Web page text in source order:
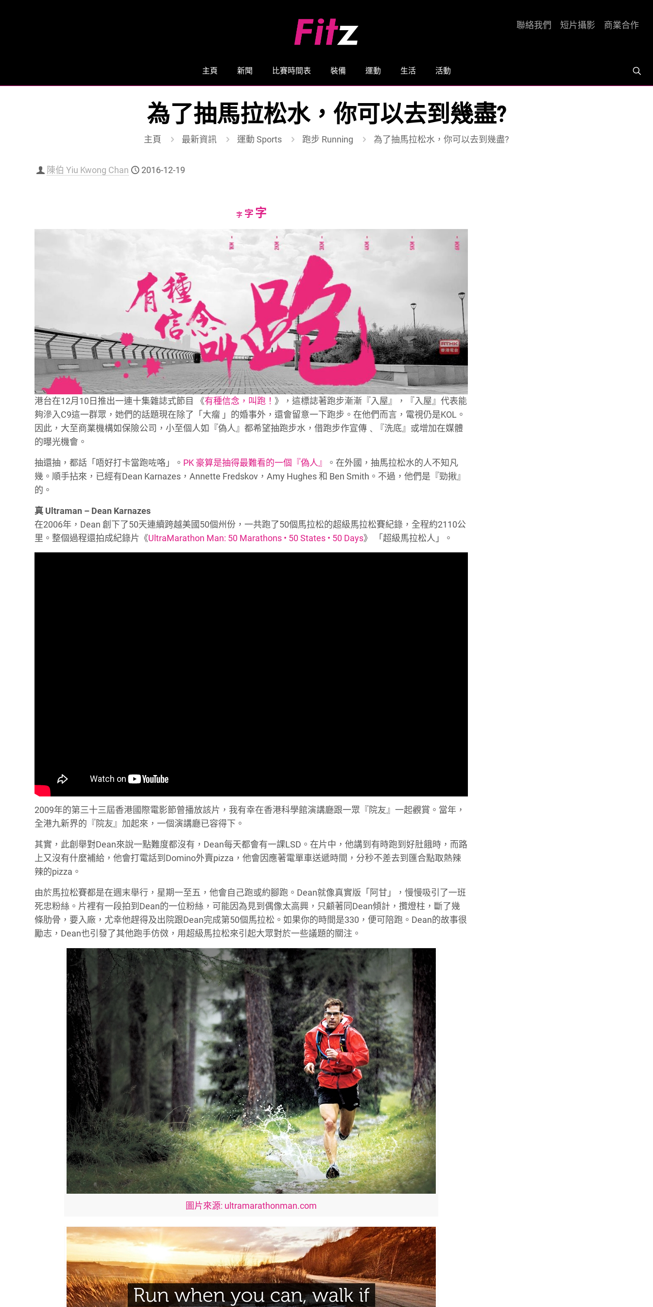
主頁 新聞 比賽時間表 裝備 運動 生活 活動
聯絡我們 短片攝影 商業合作
為了抽馬拉松水，你可以去到幾盡?
主頁 最新資訊 運動 Sports 跑步 Running 為了抽馬拉松水，你可以去到幾盡?
陳伯 Yiu Kwong Chan 2016-12-19
字Decrease
字Reset
字Increase
font
size.
港台在12月10日推出一連十集雜誌式節目 《有種信念，叫跑！》，這標誌著跑步漸漸『入屋』，『入屋』代表能
夠滲入C9這一群眾，她們的話題現在除了「大瘤 」的婚事外，還會留意一下跑步。在他們而言，電視仍是KOL。
因此，大至商業機構如保險公司，小至個人如『偽人』都希望抽跑步水，借跑步作宣傳﹑『洗底』或增加在媒體
的曝光機會。
抽還抽，都話「唔好打卡當跑咗咯」。 PK 豪算是抽得最難看的一個『偽人』
。在外國，抽馬拉松水的人不知凡
幾。順手拈來，已經有Dean Karnazes，Annette Fredskov，Amy Hughes 和 Ben Smith。不過，他們是『勁揪』
的。
真 Ultraman – Dean Karnazes
在2006年，Dean 創下了50天連續跨越美國50個州份，一共跑了50個馬拉松的超級馬拉松賽紀錄，全程約2110公
里。整個過程還拍成紀錄片《UltraMarathon Man: 50 Marathons • 50 States • 50 Days》 「超級馬拉松人」。
2009年的第三十三屆香港國際電影節曾播放該片，我有幸在香港科學館演講廳跟一眾『院友』一起觀賞。當年，
全港九新界的『院友』加起來，一個演講廳已容得下。
其實，此創舉對Dean來說一點難度都沒有，Dean每天都會有一課LSD。在片中，他講到有時跑到好肚餓時，而路
上又沒有什麼補給，他會打電話到Domino外賣pizza，他會因應著電單車送遞時間，分秒不差去到匯合點取熱辣
辣的pizza。
由於馬拉松賽都是在週末舉行，星期一至五，他會自己跑或約腳跑。Dean就像真實版「阿甘」，慢慢吸引了一班
死忠粉絲。片裡有一段拍到Dean的一位粉絲，可能因為見到偶像太高興，只顧著同Dean傾計，攬燈柱，斷了幾
條肋骨，要入廠，尤幸他趕得及出院跟Dean完成第50個馬拉松。如果你的時間是330，便可陪跑。Dean的故事很
勵志，Dean也引發了其他跑手仿傚，用超級馬拉松來引起大眾對於一些議題的關注。
圖片來源: ultramarathonman.com